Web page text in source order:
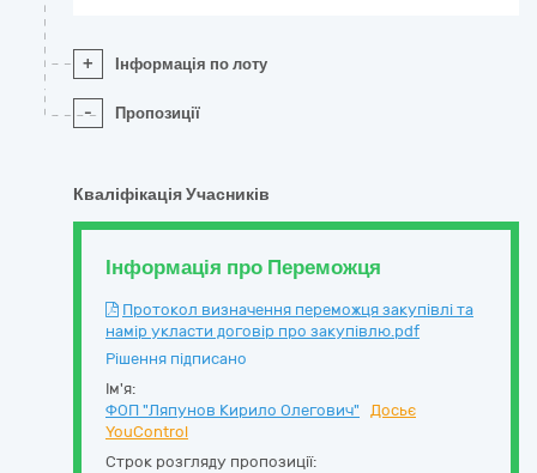
+ Інформація по лоту
- Пропозиції
Кваліфікація Учасників
Інформація про Переможця
Протокол визначення переможця закупівлі та
намір укласти договір про закупівлю.pdf
Рішення підписано
Ім'я:
ФОП "Ляпунов Кирило Олегович"
Досьє
YouControl
Строк розгляду пропозиції: